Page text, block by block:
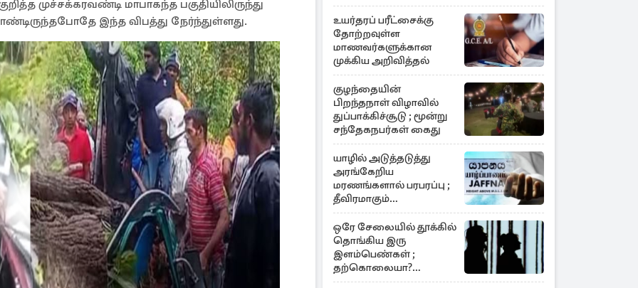
முச்சக்கரவண்டி மாபாகந்த பகுதியிலிருந்து
இந்த விபத்து நேர்ந்துள்ளது.
உயிர்
உயர்தரப் பரீட்சைக்கு
தோற்றவுள்ள
மாணவர்களுக்கான
முக்கிய அறிவித்தல்
குழந்தையின்
பிறந்தநாள் விழாவில்
துப்பாக்கிச்சூடு ; மூன்று
சந்தேகநபர்கள் கைது
யாழில் அடுத்தடுத்து
அரங்கேறிய
மரணங்களால் பரபரப்பு ;
தீவிரமாகும்
விசாரணைகள்
ஒரே சேலையில் தூக்கில்
தொங்கிய இரு
இளம்பெண்கள் ;
தற்கொலையா?
கொலையா?